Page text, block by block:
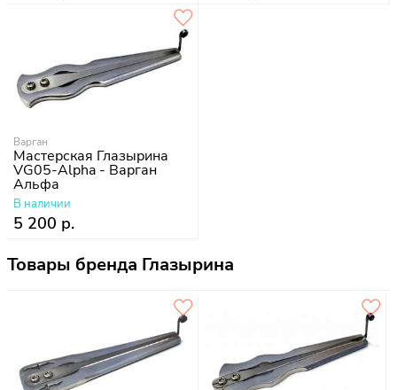
Варган
Мастерская Глазырина
VG05-Alpha - Варган
Альфа
В наличии
5 200 р.
Товары бренда Глазырина